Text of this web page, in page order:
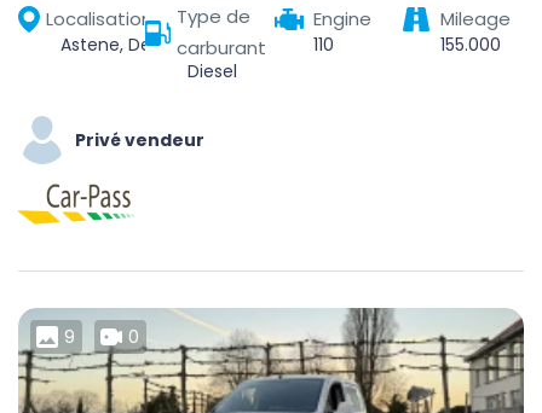
Localisation
Astene, Deinze, Gent, Oost-Vlaanderen, Vlaanderen, België
Type de
carburant
Diesel
Engine
110
Mileage
155.000
Privé vendeur
9 0